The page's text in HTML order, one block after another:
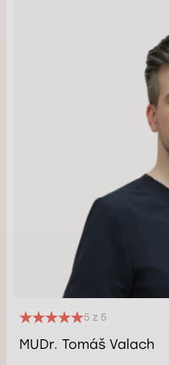
5 z 5
MUDr. Tomáš Valach